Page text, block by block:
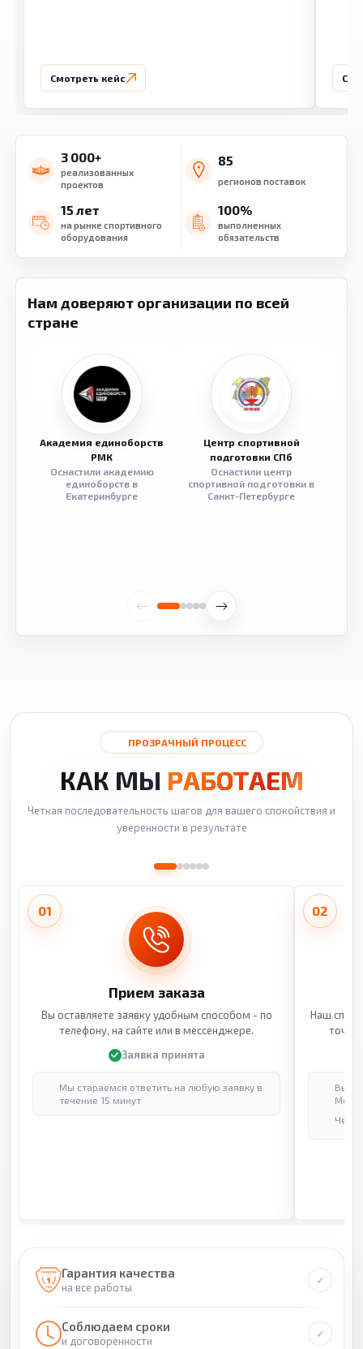
Смотреть кейс
3 000+
реализованных
проектов
85
регионов поставок
15 лет
на рынке спортивного
оборудования
100%
выполненных
обязательств
Нам доверяют организации по всей
стране
Академия единоборств
РМК
Оснастили академию
единоборств в
Екатеринбурге
Центр спортивной
подготовки СПб
Оснастили центр
спортивной подготовки в
Санкт-Петербурге
ПРОЗРАЧНЫЙ ПРОЦЕСС
КАК МЫ РАБОТАЕМ
Четкая последовательность шагов для вашего спокойствия и
уверенности в результате
01
Прием заказа
Вы оставляете заявку удобным способом - по
телефону, на сайте или в мессенджере.
Заявка принята
Мы стараемся ответить на любую заявку в
течение 15 минут
02
Наш
Гарантия качества
на все работы
Соблюдаем сроки
и договоренности